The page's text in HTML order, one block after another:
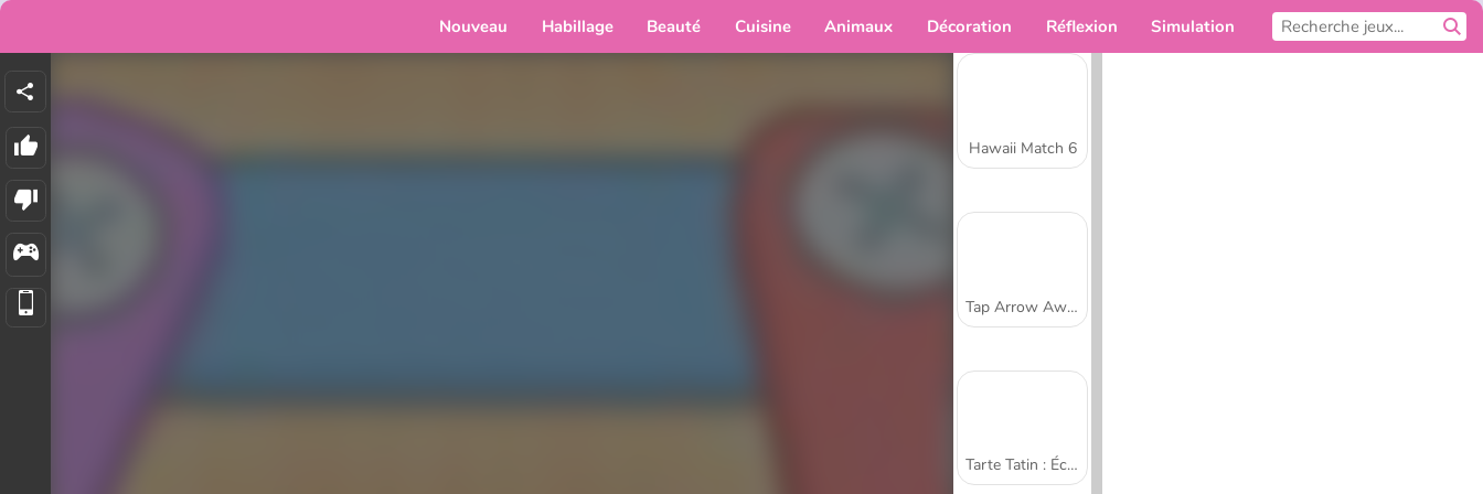
Nouveau Habillage Beauté Cuisine Animaux Décoration Réflexion Simulation
Hawaii Match 6
Tap Arrow Away
Tarte Tatin : École de cuisine de Sara